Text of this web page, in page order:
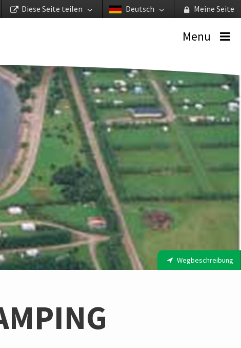
Meine Seite
Deutsch
Diese Seite teilen
Menu
Wegbeschreibung